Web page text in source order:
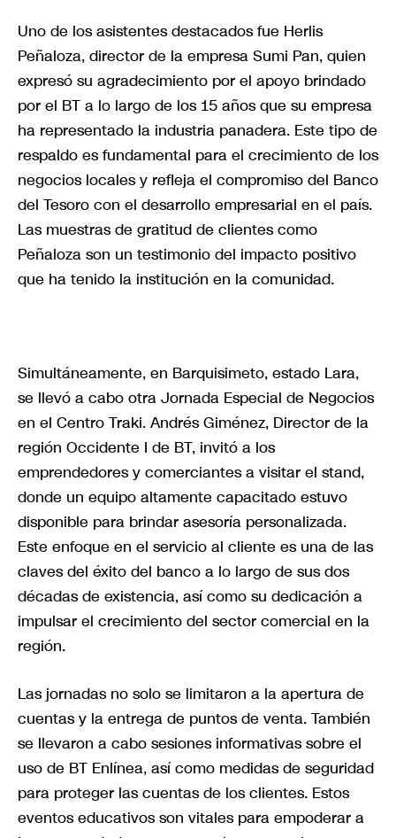
Uno de los asistentes destacados fue Herlis
Peñaloza, director de la empresa Sumi Pan, quien
expresó su agradecimiento por el apoyo brindado
por el BT a lo largo de los 15 años que su empresa
ha representado la industria panadera. Este tipo de
respaldo es fundamental para el crecimiento de los
negocios locales y refleja el compromiso del Banco
del Tesoro con el desarrollo empresarial en el país.
Las muestras de gratitud de clientes como
Peñaloza son un testimonio del impacto positivo
que ha tenido la institución en la comunidad.
Simultáneamente, en Barquisimeto, estado Lara,
se llevó a cabo otra Jornada Especial de Negocios
en el Centro Traki. Andrés Giménez, Director de la
región Occidente I de BT, invitó a los
emprendedores y comerciantes a visitar el stand,
donde un equipo altamente capacitado estuvo
disponible para brindar asesoría personalizada.
Este enfoque en el servicio al cliente es una de las
claves del éxito del banco a lo largo de sus dos
décadas de existencia, así como su dedicación a
impulsar el crecimiento del sector comercial en la
región.
Las jornadas no solo se limitaron a la apertura de
cuentas y la entrega de puntos de venta. También
se llevaron a cabo sesiones informativas sobre el
uso de BT Enlínea, así como medidas de seguridad
para proteger las cuentas de los clientes. Estos
eventos educativos son vitales para empoderar a